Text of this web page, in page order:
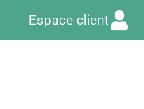
Espace client